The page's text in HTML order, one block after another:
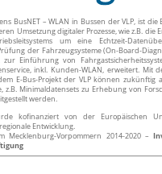
BusNET – WLAN in Bussen der VLP, ist
Umsetzung digitaler Prozesse, wie z.B. die
um eine Echtzeit-
der Fahrzeugsysteme (On-Board-
Einführung von
inkl. Kunden-WLAN, erweitert. Mit
E-Bus-Projekt der VLP können zukünftig
z.B. Minimaldatensets zu Erhebung von
werden.
kofinanziert von der Europäischen
Entwicklung.
Mecklenburg-Vorpommern 2014-2020 –